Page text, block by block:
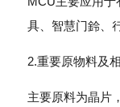
具、智慧门鈴、
2.重要原物料及
主要原料为晶片